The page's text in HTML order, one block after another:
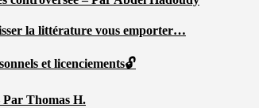
la littérature vous emporter…
et licenciements🔓
Thomas H.